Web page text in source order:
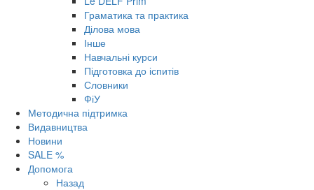
Граматика та практика
Ділова мова
Інше
Навчальні курси
Підготовка до іспитів
Словники
ФіУ
Методична підтримка
Видавництва
Новини
SALE %
Допомога
Назад